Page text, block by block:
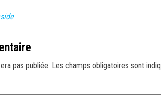
pas publiée. Les champs obligatoires sont